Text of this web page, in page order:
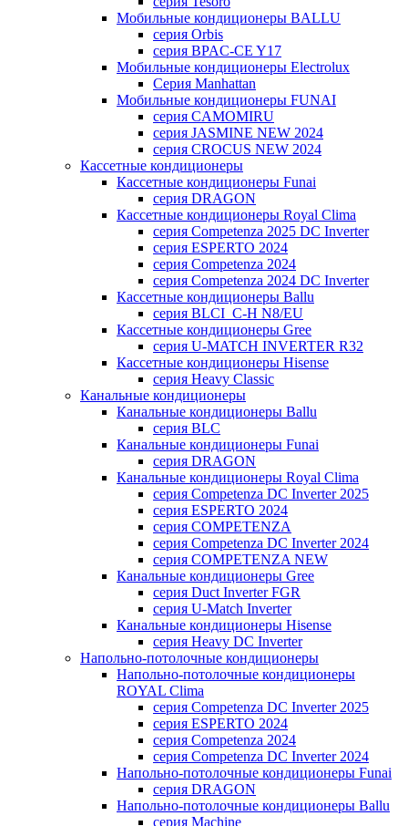
Мобильные кондиционеры BALLU
серия Orbis
серия BPAC-CE Y17
Мобильные кондиционеры Electrolux
Cерия Manhattan
Мобильные кондиционеры FUNAI
серия CAMOMIRU
серия JASMINE NEW 2024
серия CROCUS NEW 2024
Кассетные кондиционеры
Кассетные кондиционеры Funai
серия DRAGON
Кассетные кондиционеры Royal Clima
серия Competenza 2025 DC Inverter
серия ESPERTO 2024
серия Competenza 2024
серия Competenza 2024 DC Inverter
Кассетные кондиционеры Ballu
серия BLCI_C-H N8/EU
Кассетные кондиционеры Gree
серия U-MATCH INVERTER R32
Кассетные кондиционеры Hisense
серия Heavy Classic
Канальные кондиционеры
Канальные кондиционеры Ballu
серия BLC
Канальные кондиционеры Funai
серия DRAGON
Канальные кондиционеры Royal Clima
серия Competenza DC Inverter 2025
серия ESPERTO 2024
серия COMPETENZA
серия Competenza DC Inverter 2024
серия COMPETENZA NEW
Канальные кондиционеры Gree
серия Duct Inverter FGR
серия U-Match Inverter
Канальные кондиционеры Hisense
серия Heavy DC Inverter
Напольно-потолочные кондиционеры
Напольно-потолочные кондиционеры
ROYAL Clima
серия Competenza DC Inverter 2025
серия ESPERTO 2024
серия Competenza 2024
серия Competenza DC Inverter 2024
Напольно-потолочные кондиционеры Funai
серия DRAGON
Напольно-потолочные кондиционеры Ballu
серия Machine